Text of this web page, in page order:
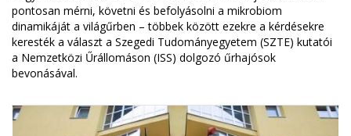
pontosan mérni, követni és befolyásolni a mikrobiom
dinamikáját a világűrben – többek között ezekre a kérdésekre
keresték a választ a Szegedi Tudományegyetem (SZTE) kutatói
a Nemzetközi Űrállomáson (ISS) dolgozó űrhajósok
bevonásával.